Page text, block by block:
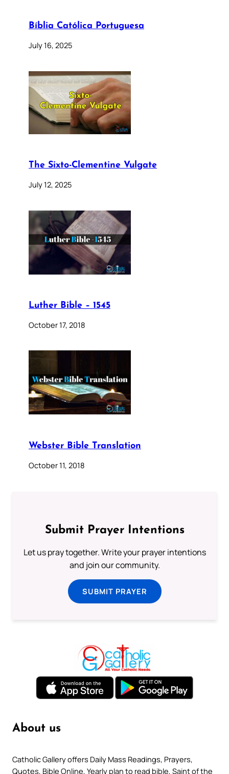
Bíblia Católica Portuguesa
July 16, 2025
The Sixto-Clementine Vulgate
July 12, 2025
Luther Bible – 1545
October 17, 2018
Webster Bible Translation
October 11, 2018
Submit Prayer Intentions
Let us pray together. Write your prayer intentions
and join our community.
SUBMIT PRAYER
About us
Catholic Gallery offers Daily Mass Readings, Prayers,
Quotes, Bible Online, Yearly plan to read bible, Saint of the